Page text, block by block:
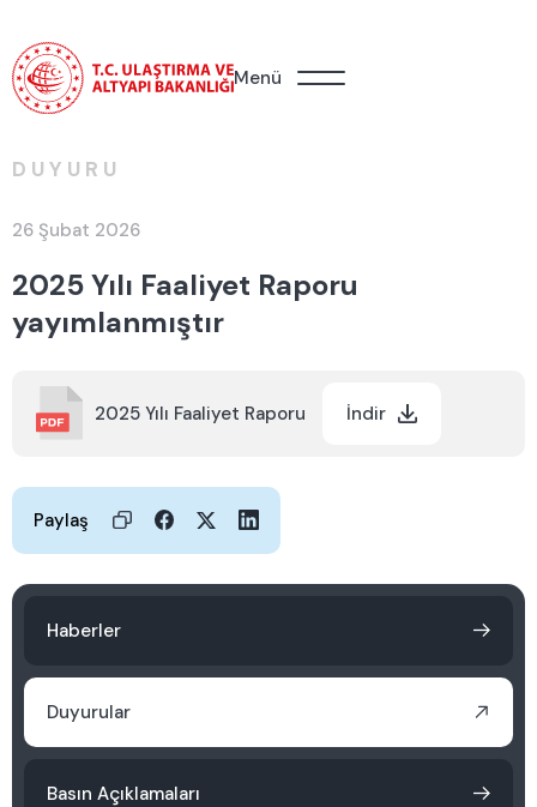
Menü
Haberler
Duyurular
Basın Açıklamaları
DUYURU
26 Şubat 2026
2025 Yılı Faaliyet Raporu
yayımlanmıştır
2025 Yılı Faaliyet Raporu İndir
Paylaş